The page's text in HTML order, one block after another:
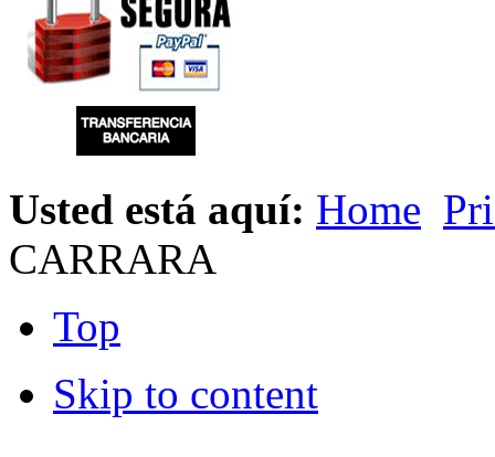
Usted está aquí: Home
CARRARA
Top
Skip to content